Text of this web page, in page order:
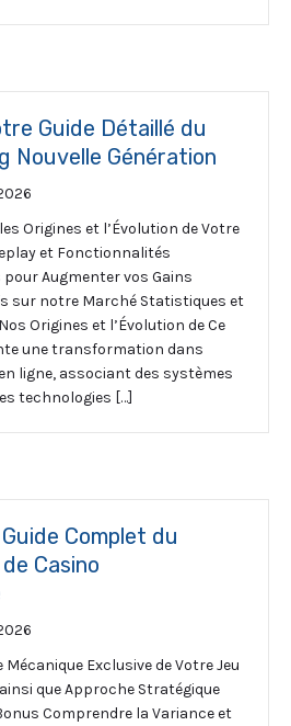
Guide Détaillé du
Nouvelle Génération
Origines et l’Évolution de Votre
et Fonctionnalités
Augmenter vos Gains
sur notre Marché Statistiques et
Origines et l’Évolution de Ce
une transformation dans
ligne, associant des systèmes
technologies […]
Complet du
Casino
Exclusive de Votre Jeu
que Approche Stratégique
Comprendre la Variance et